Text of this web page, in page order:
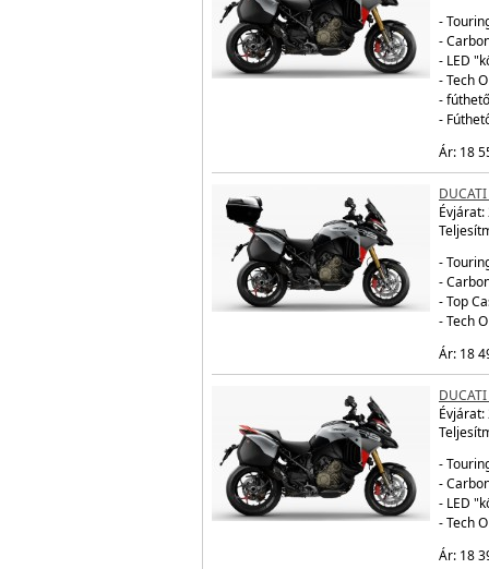
-
-
- LED
- Tech
-
-
Ár: 18
Évjárat:
-
-
- Top
- Tech
Ár: 18
Évjárat:
-
-
- LED
- Tech
Ár: 18